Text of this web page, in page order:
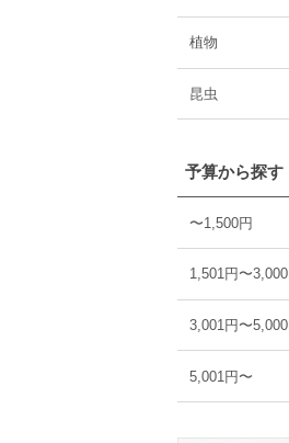
植物
昆虫
予算から探す
〜1,500円
1,501円〜3,000
3,001円〜5,000
5,001円〜